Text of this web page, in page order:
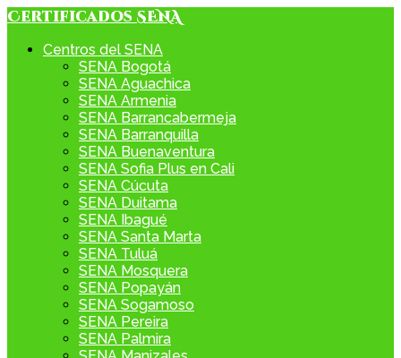
Skip
content
Certificados SENA
Centros del SENA
SENA Bogotá
SENA Aguachica
SENA Armenia
SENA Barrancabermeja
SENA Barranquilla
SENA Buenaventura
SENA Sofia Plus en Cali
SENA Cúcuta
SENA Duitama
SENA Ibagué
SENA Santa Marta
SENA Tuluá
SENA Mosquera
SENA Popayán
SENA Sogamoso
SENA Pereira
SENA Palmira